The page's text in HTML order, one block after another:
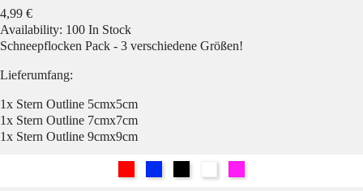
Preis
4,99 €
Availability: 100 In Stock
Schneepflocken Pack - 3 verschiedene Größen!
Lieferumfang:
1x Stern Outline 5cmx5cm
1x Stern Outline 7cmx7cm
1x Stern Outline 9cmx9cm